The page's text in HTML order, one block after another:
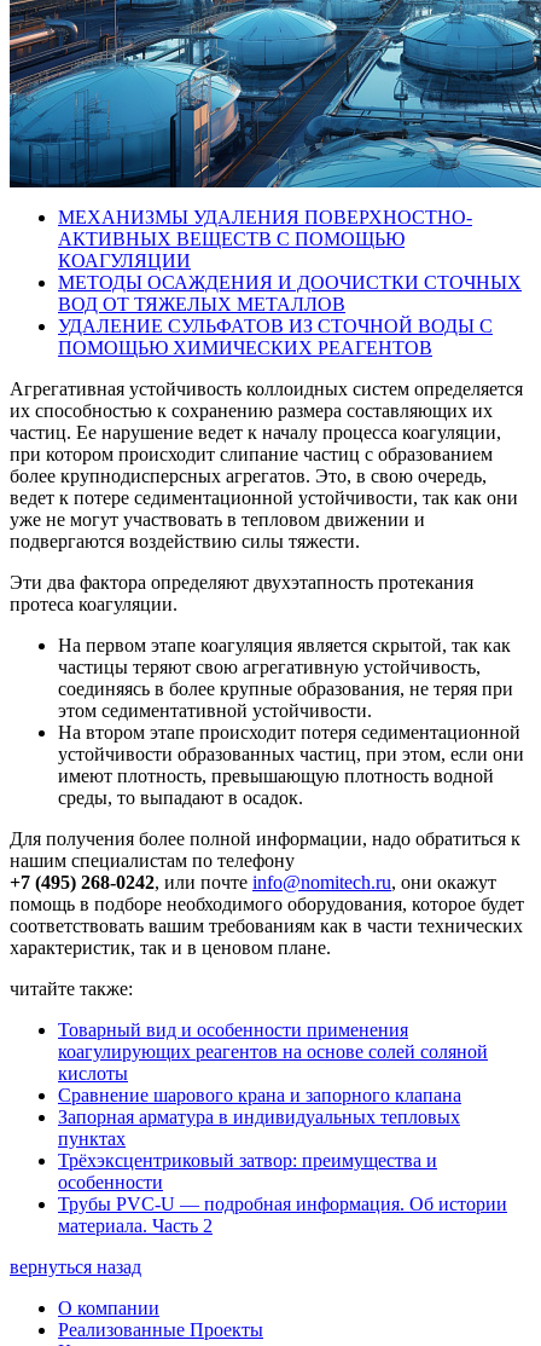
МЕХАНИЗМЫ УДАЛЕНИЯ ПОВЕРХНОСТНО-
АКТИВНЫХ ВЕЩЕСТВ С ПОМОЩЬЮ
КОАГУЛЯЦИИ
МЕТОДЫ ОСАЖДЕНИЯ И ДООЧИСТКИ СТОЧНЫХ
ВОД ОТ ТЯЖЕЛЫХ МЕТАЛЛОВ
УДАЛЕНИЕ СУЛЬФАТОВ ИЗ СТОЧНОЙ ВОДЫ С
ПОМОЩЬЮ ХИМИЧЕСКИХ РЕАГЕНТОВ
Агрегативная устойчивость коллоидных систем определяется
их способностью к сохранению размера составляющих их
частиц. Ее нарушение ведет к началу процесса коагуляции,
при котором происходит слипание частиц с образованием
более крупнодисперсных агрегатов. Это, в свою очередь,
ведет к потере седиментационной устойчивости, так как они
уже не могут участвовать в тепловом движении и
подвергаются воздействию силы тяжести.
Эти два фактора определяют двухэтапность протекания
протеса коагуляции.
На первом этапе коагуляция является скрытой, так как
частицы теряют свою агрегативную устойчивость,
соединяясь в более крупные образования, не теряя при
этом седиментативной устойчивости.
На втором этапе происходит потеря седиментационной
устойчивости образованных частиц, при этом, если они
имеют плотность, превышающую плотность водной
среды, то выпадают в осадок.
Для получения более полной информации, надо обратиться к
нашим специалистам по телефону
+7 (495) 268-0242, или почте info@nomitech.ru, они окажут
помощь в подборе необходимого оборудования, которое будет
соответствовать вашим требованиям как в части технических
характеристик, так и в ценовом плане.
читайте также:
Товарный вид и особенности применения
коагулирующих реагентов на основе солей соляной
кислоты
Сравнение шарового крана и запорного клапана
Запорная арматура в индивидуальных тепловых
пунктах
Трёхэксцентриковый затвор: преимущества и
особенности
Трубы PVC-U — подробная информация. Об истории
материала. Часть 2
вернуться назад
О компании
Реализованные Проекты